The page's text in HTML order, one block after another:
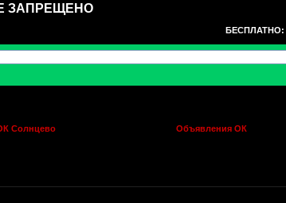
ЗАПРЕЩЕНО
БЕСПЛАТНО:
Солнцево Объявления ОК